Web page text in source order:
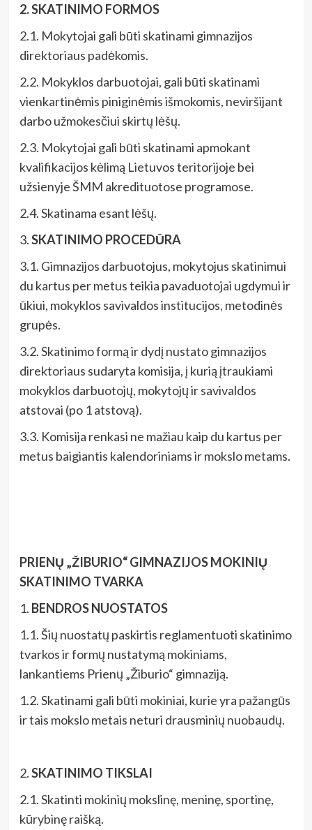
2. SKATINIMO FORMOS
2.1. Mokytojai gali būti skatinami gimnazijos
direktoriaus padėkomis.
2.2. Mokyklos darbuotojai, gali būti skatinami
vienkartinėmis piniginėmis išmokomis, neviršijant
darbo užmokesčiui skirtų lėšų.
2.3. Mokytojai gali būti skatinami apmokant
kvalifikacijos kėlimą Lietuvos teritorijoje bei
užsienyje ŠMM akredituotose programose.
2.4. Skatinama esant lėšų.
3.SKATINIMO PROCEDŪRA
3.1. Gimnazijos darbuotojus, mokytojus skatinimui
du kartus per metus teikia pavaduotojai ugdymui ir
ūkiui, mokyklos savivaldos institucijos, metodinės
grupės.
3.2. Skatinimo formą ir dydį nustato gimnazijos
direktoriaus sudaryta komisija, į kurią įtraukiami
mokyklos darbuotojų, mokytojų ir savivaldos
atstovai (po 1 atstovą).
3.3. Komisija renkasi ne mažiau kaip du kartus per
metus baigiantis kalendoriniams ir mokslo metams.
PRIENŲ „ŽIBURIO“ GIMNAZIJOS MOKINIŲ
SKATINIMO TVARKA
1. BENDROS NUOSTATOS
1.1. Šių nuostatų paskirtis reglamentuoti skatinimo
tvarkos ir formų nustatymą mokiniams,
lankantiems Prienų „Žiburio“ gimnaziją.
1.2. Skatinami gali būti mokiniai, kurie yra pažangūs
ir tais mokslo metais neturi drausminių nuobaudų.
2.SKATINIMO TIKSLAI
2.1. Skatinti mokinių mokslinę, meninę, sportinę,
kūrybinę raišką.